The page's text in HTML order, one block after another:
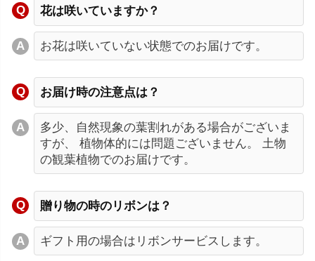
花は咲いていますか？
お花は咲いていない状態でのお届けです。
お届け時の注意点は？
多少、自然現象の葉割れがある場合がございま
すが、 植物体的には問題ございません。 土物
の観葉植物でのお届けです。
贈り物の時のリボンは？
ギフト用の場合はリボンサービスします。